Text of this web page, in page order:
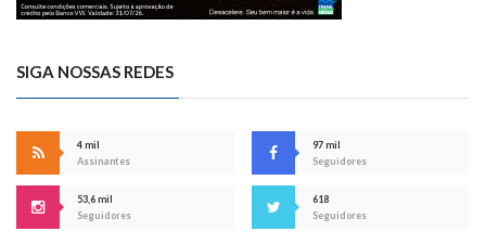
SIGA NOSSAS REDES
4 mil
Assinantes
97 mil
Seguidores
53,6 mil
Seguidores
618
Seguidores